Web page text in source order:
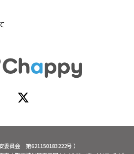
委員会 第621150183222号 ）